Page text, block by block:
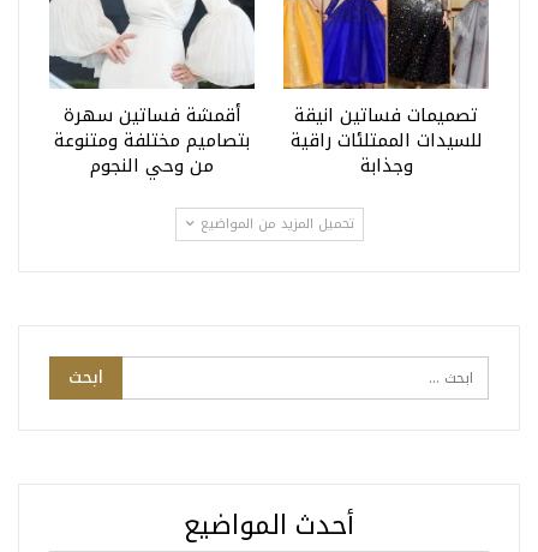
تصميمات فساتين انيقة
للسيدات الممتلئات راقية
وجذابة
أقمشة فساتين سهرة
بتصاميم مختلفة ومتنوعة
من وحي النجوم
تحميل المزيد من المواضيع
أحدث المواضيع